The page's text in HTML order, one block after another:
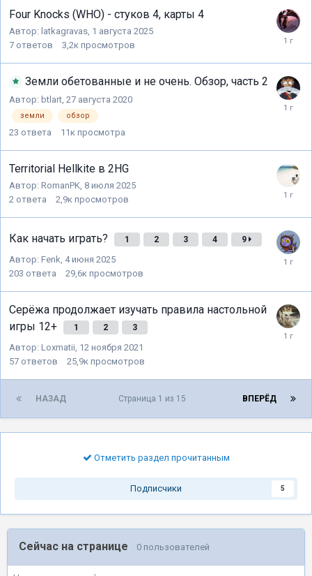
Four Knocks (WHO) - стуков 4, карты 4
Автор: latkagravas, 1 августа 2025
7 ответов 3,2к просмотров
Земли обетованные и не очень. Обзор, часть 2
Автор: btlart, 27 августа 2020
земли обзор
23 ответа 11к просмотра
Territorial Hellkite в 2HG
Автор: RomanPK, 8 июля 2025
2 ответа 2,9к просмотров
Как начать играть? 1 2 3 4 9
Автор: Fenk, 4 июня 2025
203 ответа 29,6к просмотров
Серёжа продолжает изучать правила настольной
игры 12+
1 2 3
Автор: Loxmatii, 12 ноября 2021
57 ответов 25,9к просмотров
НАЗАД ВПЕРЁД
Страница 1 из 15
Отметить раздел прочитанным
Подписчики 5
Сейчас на странице 0 пользователей